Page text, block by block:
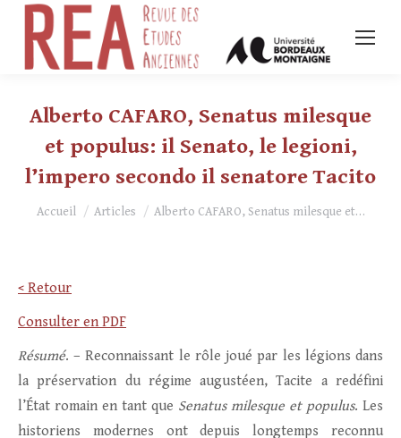
Alberto CAFARO, Senatus milesque
et populus: il Senato, le legioni,
l’impero secondo il senatore Tacito
Vous êtes ici :
Accueil Articles Alberto CAFARO, Senatus milesque et…
< Retour
Consulter en PDF
Résumé. – Reconnaissant le rôle joué par les légions dans
la préservation du régime augustéen, Tacite a redéfini
l’État romain en tant que Senatus milesque et populus. Les
historiens modernes ont depuis longtemps reconnu